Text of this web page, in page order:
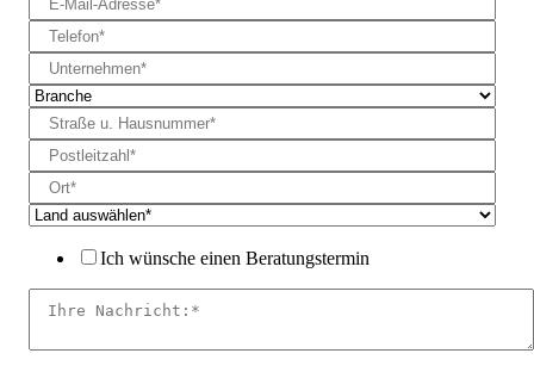
Ich wünsche einen Beratungstermin